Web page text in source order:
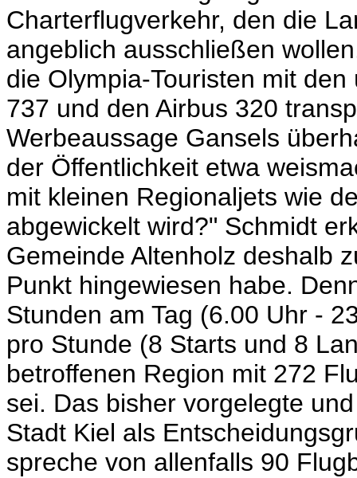
Charterflugverkehr, den die
angeblich ausschließen
die Olympia-Touristen mit
737 und den Airbus 320
Werbeaussage Gansels
der Öffentlichkeit etwa
mit kleinen Regionaljets wie
abgewickelt wird?" Schmidt
Gemeinde Altenholz deshalb
Punkt hingewiesen habe.
Stunden am Tag (6.00 Uhr -
pro Stunde (8 Starts und 8
betroffenen Region mit 272
sei. Das bisher vorgelegte
Stadt Kiel als
spreche von allenfalls 90